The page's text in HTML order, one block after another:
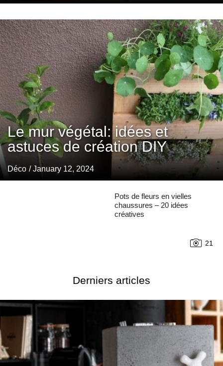
Le mur végétal: idées et
astuces de création DIY
Déco / January 12, 2024
Pots de fleurs en vielles
chaussures – 20 idées
créatives
21
Derniers articles